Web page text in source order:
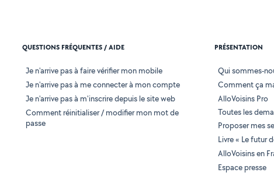
QUESTIONS FRÉQUENTES / AIDE
Je n'arrive pas à faire vérifier mon mobile
Je n'arrive pas à me connecter à mon compte
Je n'arrive pas à m'inscrire depuis le site web
Comment réinitialiser / modifier mon mot de
passe
PRÉSENTATION
Qui sommes-
Comment ça
AlloVoisins Pro
Toutes les
Proposer mes
Livre « Le futur
AlloVoisins en
Espace presse